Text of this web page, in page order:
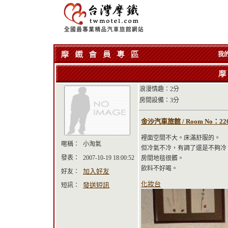
我
暱稱：
小淘氣
發表：
2007-10-19 18:00:52
好友：
加入好友
短訊： 發送短訊
浪漫情趣：2分
房間設備：3分
金沙汽車旅館 / Room No：
裡面空間不大。床滿舒服的。
但冷氣不冷，有調了還是不夠冷
房間地毯很髒。
飲料不好喝。
化妝台